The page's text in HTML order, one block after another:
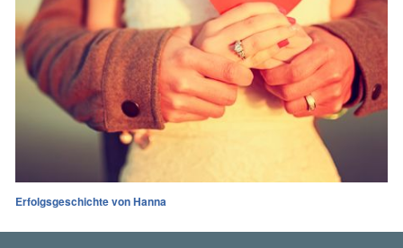
Erfolgsgeschichte von Hanna